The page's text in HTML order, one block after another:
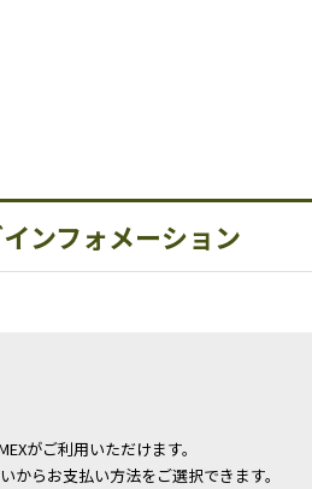
ンフォメーション
がご利用いただけます。
からお支払い方法をご選択できます。